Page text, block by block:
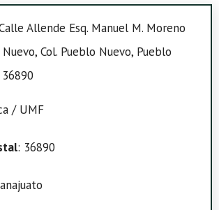
Allende Esq. Manuel M. Moreno
Col. Pueblo Nuevo, Pueblo
36890
/ UMF
: 36890